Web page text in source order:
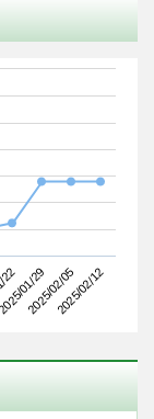
01/29
2025/02/052025/02/12